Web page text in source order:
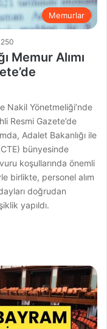
Memurlar
Memur Alımı
Nakil Yönetmeliği’nde
Resmi Gazete’de
Adalet Bakanlığı ile
bünyesinde
koşullarında önemli
birlikte, personel alım
doğrudan
yapıldı.